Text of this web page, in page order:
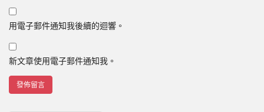
用電子郵件通知我後續的迴響。
新文章使用電子郵件通知我。